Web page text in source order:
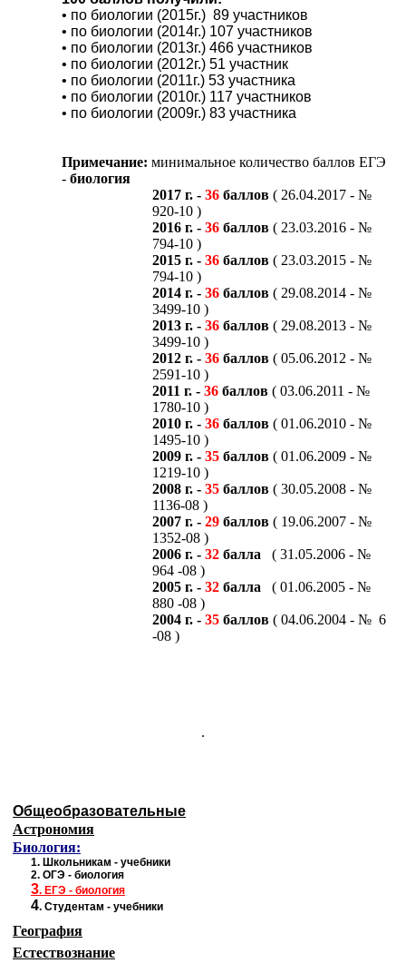
• по биологии (2015г.) 89 участников
• по биологии (2014г.) 107 участников
• по биологии (2013г.) 466 участников
• по биологии (2012г.) 51 участник
• по биологии (2011г.) 53 участника
• по биологии (2010г.) 117 участников
• по биологии (2009г.) 83 участника
Примечание: минимальное количество баллов ЕГЭ
- биология
2017 г. - 36 баллов ( 26.04.2017 - №
920-10 )
2016 г. - 36 баллов ( 23.03.2016 - №
794-10 )
2015 г. - 36 баллов ( 23.03.2015 - №
794-10 )
2014 г. - 36 баллов ( 29.08.2014 - №
3499-10 )
2013 г. - 36 баллов ( 29.08.2013 - №
3499-10 )
2012 г. - 36 баллов ( 05.06.2012 - №
2591-10 )
2011 г. - 36 баллов ( 03.06.2011 - №
1780-10 )
2010 г. - 36 баллов ( 01.06.2010 - №
1495-10 )
2009 г. - 35 баллов ( 01.06.2009 - №
1219-10 )
2008 г. - 35 баллов ( 30.05.2008 - №
1136-08 )
2007 г. - 29 баллов ( 19.06.2007 - №
1352-08 )
2006 г. - 32 балла ( 31.05.2006 - №
964 -08 )
2005 г. - 32 балла ( 01.06.2005 - №
880 -08 )
2004 г. - 35 баллов ( 04.06.2004 - № 6
-08 )
.
Общеобразовательные
Астрономия
Биология:
1. Школьникам - учебники
2. ОГЭ - биология
3. ЕГЭ - биология
4. Студентам - учебники
География
Естествознание